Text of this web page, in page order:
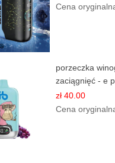
Cena
porzeczka
zaciągnięć - e
zł 40.00
Cena